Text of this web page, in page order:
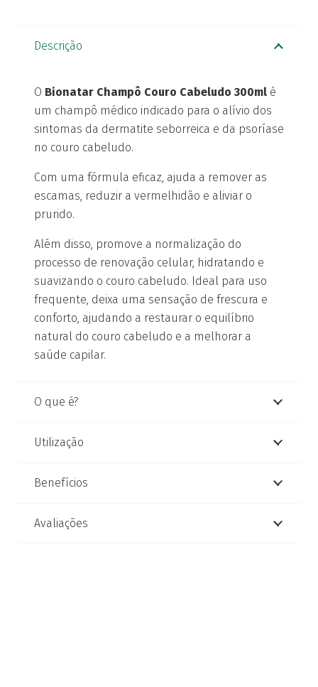
Descrição
O Bionatar Champô Couro Cabeludo 300ml é
um champô médico indicado para o alívio dos
sintomas da dermatite seborreica e da psoríase
no couro cabeludo.
Com uma fórmula eficaz, ajuda a remover as
escamas, reduzir a vermelhidão e aliviar o
prurido.
Além disso, promove a normalização do
processo de renovação celular, hidratando e
suavizando o couro cabeludo. Ideal para uso
frequente, deixa uma sensação de frescura e
conforto, ajudando a restaurar o equilíbrio
natural do couro cabeludo e a melhorar a
saúde capilar.
O que é?
Utilização
Benefícios
Avaliações